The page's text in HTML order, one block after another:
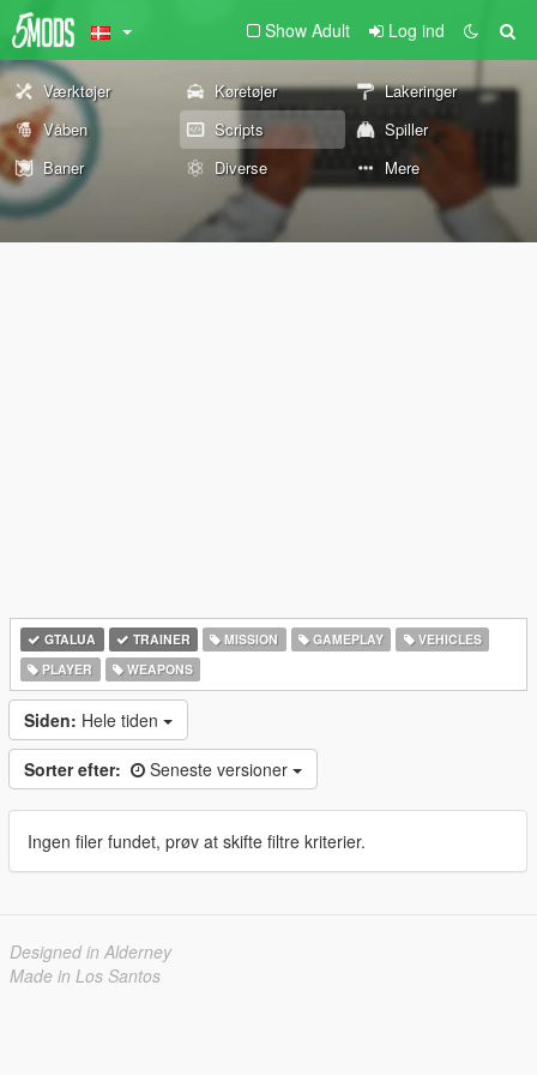
Show Adult Log ind
Værktøjer Køretøjer
Lakeringer
Våben
Scripts
Spiller
Baner
Diverse Mere
GTALUA TRAINER MISSION GAMEPLAY
VEHICLES
PLAYER
WEAPONS
Siden: Hele tiden
Sorter efter: Seneste versioner
Ingen filer fundet, prøv at skifte filtre kriterier.
Designed in Alderney
Made in Los Santos